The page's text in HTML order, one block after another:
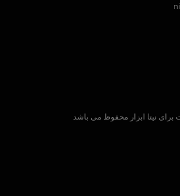
نیتا ابزار محفوظ می باشد